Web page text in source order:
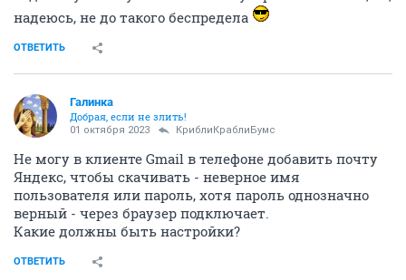
надеюсь, не до такого беспредела
ОТВЕТИТЬ
Галинка
Добрая, если не злить!
01 октября 2023 КриблиКраблиБумс
Не могу в клиенте Gmail в телефоне добавить почту
Яндекс, чтобы скачивать - неверное имя
пользователя или пароль, хотя пароль однозначно
верный - через браузер подключает.
Какие должны быть настройки?
ОТВЕТИТЬ